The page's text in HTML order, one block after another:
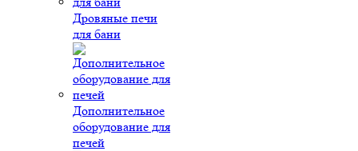
Дровяные печи
для бани
Дополнительное
оборудование для
печей